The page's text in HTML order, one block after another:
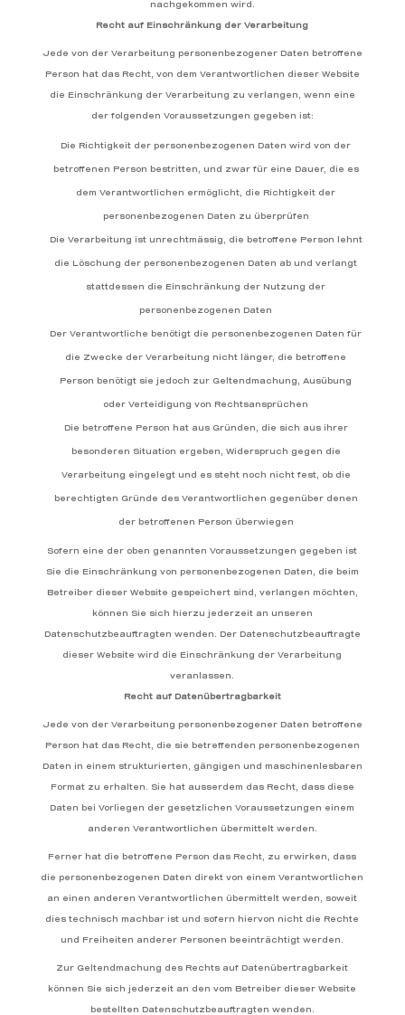
nachgekommen wird.
Recht auf Einschränkung der Verarbeitung
Jede von der Verarbeitung personenbezogener Daten betroffene
Person hat das Recht, von dem Verantwortlichen dieser Website
die Einschränkung der Verarbeitung zu verlangen, wenn eine
der folgenden Voraussetzungen gegeben ist:
Die Richtigkeit der personenbezogenen Daten wird von der
betroffenen Person bestritten, und zwar für eine Dauer, die es
dem Verantwortlichen ermöglicht, die Richtigkeit der
personenbezogenen Daten zu überprüfen
Die Verarbeitung ist unrechtmässig, die betroffene Person lehnt
die Löschung der personenbezogenen Daten ab und verlangt
stattdessen die Einschränkung der Nutzung der
personenbezogenen Daten
Der Verantwortliche benötigt die personenbezogenen Daten für
die Zwecke der Verarbeitung nicht länger, die betroffene
Person benötigt sie jedoch zur Geltendmachung, Ausübung
oder Verteidigung von Rechtsansprüchen
Die betroffene Person hat aus Gründen, die sich aus ihrer
besonderen Situation ergeben, Widerspruch gegen die
Verarbeitung eingelegt und es steht noch nicht fest, ob die
berechtigten Gründe des Verantwortlichen gegenüber denen
der betroffenen Person überwiegen
Sofern eine der oben genannten Voraussetzungen gegeben ist
Sie die Einschränkung von personenbezogenen Daten, die beim
Betreiber dieser Website gespeichert sind, verlangen möchten,
können Sie sich hierzu jederzeit an unseren
Datenschutzbeauftragten wenden. Der Datenschutzbeauftragte
dieser Website wird die Einschränkung der Verarbeitung
veranlassen.
Recht auf Datenübertragbarkeit
Jede von der Verarbeitung personenbezogener Daten betroffene
Person hat das Recht, die sie betreffenden personenbezogenen
Daten in einem strukturierten, gängigen und maschinenlesbaren
Format zu erhalten. Sie hat ausserdem das Recht, dass diese
Daten bei Vorliegen der gesetzlichen Voraussetzungen einem
anderen Verantwortlichen übermittelt werden.
Ferner hat die betroffene Person das Recht, zu erwirken, dass
die personenbezogenen Daten direkt von einem Verantwortlichen
an einen anderen Verantwortlichen übermittelt werden, soweit
dies technisch machbar ist und sofern hiervon nicht die Rechte
und Freiheiten anderer Personen beeinträchtigt werden.
Zur Geltendmachung des Rechts auf Datenübertragbarkeit
können Sie sich jederzeit an den vom Betreiber dieser Website
bestellten Datenschutzbeauftragten wenden.